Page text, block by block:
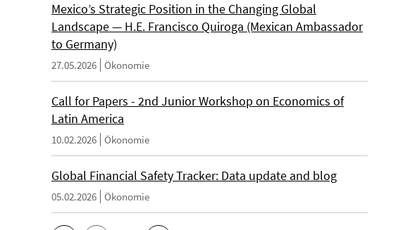
Mexico’s Strategic Position in the Changing Global
Landscape — H.E. Francisco Quiroga (Mexican Ambassador
to Germany)
27.05.2026 Ökonomie
Call for Papers - 2nd Junior Workshop on Economics of
Latin America
10.02.2026 Ökonomie
Global Financial Safety Tracker: Data update and blog
05.02.2026 Ökonomie